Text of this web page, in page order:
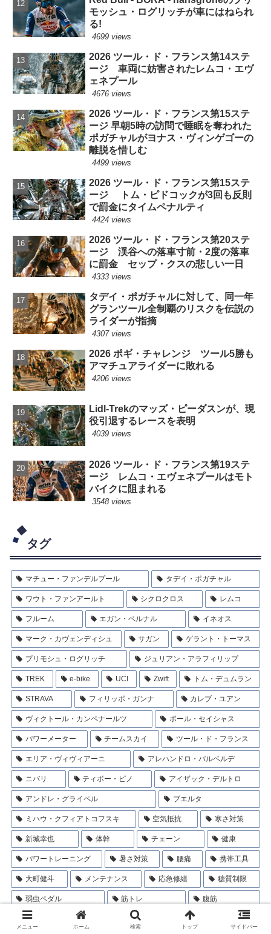
モッシュ・ログリッチが車にはねられ
る!
4699 views
2026 ツール・ド・フランス第14ステ
ージ 車両に妨害されたレムコ・エヴ
ェネプール
4676 views
2026 ツール・ド・フランス第15ステ
ージ 早朝5時の訪問で睡眠を奪われた
ポガチャルがヨナス・ヴィンゲゴーの
離脱を惜しむ
4499 views
2026 ツール・ド・フランス第15ステ
ージ トム・ピドコックが3回も反則
で罰金にタイムペナルティ
4424 views
2026 ツール・ド・フランス第20ステ
ージ 渓谷への落車寸前・2度の落車
に罰金 セップ・クスの悲しい一日
4333 views
タデイ・ポガチャルに対して、同一年
グランツール全制覇のリスクを伝説の
ライダーが指摘
4307 views
2026 ポギ・チャレンジ ツール5勝も
アマチュアライダーに敗れる
4206 views
Lidl-Trekのマッズ・ピーダスンが、現
役引退するレースを表明
4039 views
2026 ツール・ド・フランス第19ステ
ージ レムコ・エヴェネプールはモト
バイクに阻まれる
3548 views
タグ
マチュー・ファンデルプール タデイ・ポガチャル
ワウト・ファンアールト シクロクロス レムコ
フルーム エガン・ベルナル イネオス
マーク・カヴェンディシュ サガン ゲラント・トーマス
プリモシュ・ログリッチ ジュリアン・アラフィリップ
TREK e-bike UCI Zwift トム・デュムラン
STRAVA フィリッポ・ガンナ カレブ・ユアン
ヴィクトール・カンペナールツ ポール・セイシャス
パワーメーター チームスカイ ツール・ド・フランス
エリア・ヴィヴィアーニ アレハンドロ・バルベルデ
ニバリ ティボー・ピノ アイザック・デルトロ
アンドレ・グライペル ブエルタ
ミハウ・クフィアトコフスキ 空気抵抗 寒さ対策
新城幸也 体幹 チェーン 健康
パワートレーニング 暑さ対策 腰痛 携帯工具
大町健斗 メンテナンス 応急修繕 糖質制限
弱虫ペダル 筋トレ 腹筋
メニュー ホーム 検索 トップ サイドバー